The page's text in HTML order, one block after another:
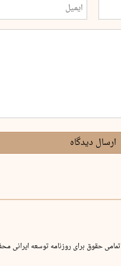
ارسال دیدگاه
تمامی حقوق برای روزنامه توسعه ایرانی